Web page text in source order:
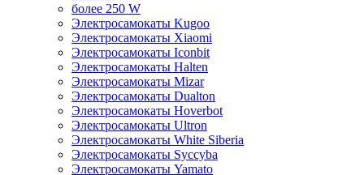
более 250 W
Электросамокаты Kugoo
Электросамокаты Xiaomi
Электросамокаты Iconbit
Электросамокаты Halten
Электросамокаты Mizar
Электросамокаты Dualton
Электросамокаты Hoverbot
Электросамокаты Ultron
Электросамокаты White Siberia
Электросамокаты Syccyba
Электросамокаты Yamato